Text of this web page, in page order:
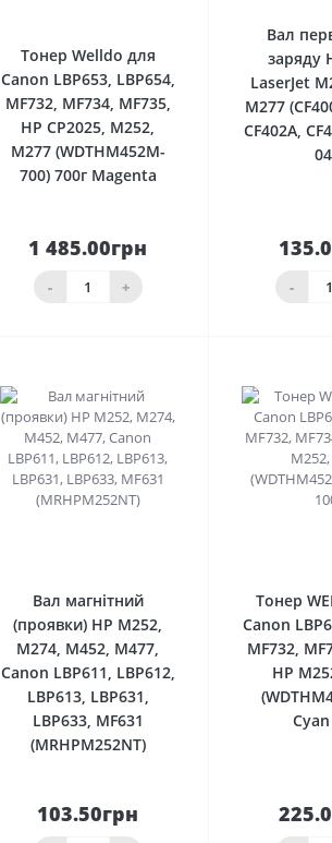
Тонер Welldo для
Canon LBP653, LBP654,
MF732, MF734, MF735,
HP CP2025, M252,
M277 (WDTHM452M-
700) 700г Magenta
1 485.00грн
- +
До
кошика
Вал
заряду
LaserJet
M277
CF402A,
-
Вал магнітний
(проявки) HP M252,
M274, M452, M477,
Canon LBP611, LBP612,
LBP613, LBP631,
LBP633, MF631
(MRHPM252NT)
103.50грнДо
Тонер
Canon
MF732,
HP